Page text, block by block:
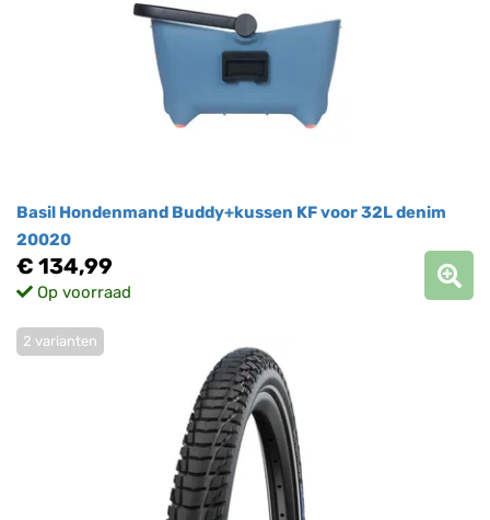
Basil Hondenmand Buddy+kussen KF voor 32L denim
20020
€ 134,99
Op voorraad
2 varianten